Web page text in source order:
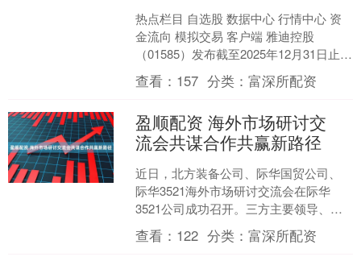
热点栏目 自选股 数据中心 行情中心 资
金流向 模拟交易 客户端 雅迪控股
（01585）发布截至2025年12月31日止年
度业绩，收入370.08亿元（人民币，....
查看： 157 分类：富深所配资
盈顺配资 海外市场研讨交
流会共谋合作共赢新路径
近日，北方装备公司、际华国贸公司、
际华3521海外市场研讨交流会在际华
3521公司成功召开。三方主要领导、业
务骨干近30人齐聚一堂，共商海外发展
大计、共谋合作共....
查看： 122 分类：富深所配资